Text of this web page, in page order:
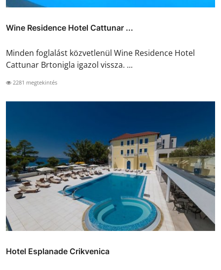
Wine Residence Hotel Cattunar ...
Minden foglalást közvetlenül Wine Residence Hotel
Cattunar Brtonigla igazol vissza. ...
2281 megtekintés
Hotel Esplanade Crikvenica